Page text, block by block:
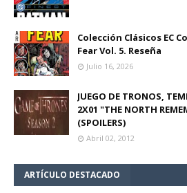
Colección Clásicos EC
Fear Vol. 5. Reseña
Julio 16, 2026
JUEGO DE TRONOS,
2X01 "THE NORTH
(SPOILERS)
Abril 02, 2012
ARTÍCULO DESTACADO